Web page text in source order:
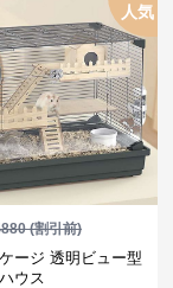
人気
(割引前)
ージ 透明ビュー型
ウス